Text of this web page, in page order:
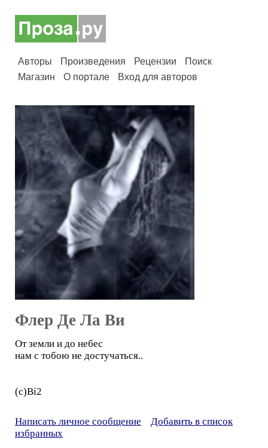
Авторы Произведения Рецензии
Поиск
Магазин
О портале Вход для авторов
Флер Де Ла Ви
От земли и до небес
нам с тобою не достучаться..
(с)Bi2
Написать личное сообщение
Добавить в список
избранных